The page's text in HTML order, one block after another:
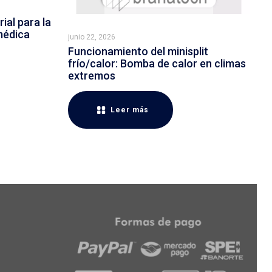
para la
junio 22, 2026
Funcionamiento del minisplit
frío/calor: Bomba de calor en climas
extremos
Leer más